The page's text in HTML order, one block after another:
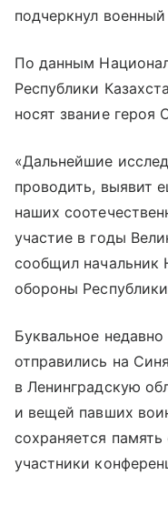
подчеркнул
По данным
Республики
носят звание героя
«Дальнейшие
проводить, выявит
наших
участие в годы
сообщил начальник
обороны
Буквальное
отправились на
в Ленинградскую
и вещей павших
сохраняется
участники